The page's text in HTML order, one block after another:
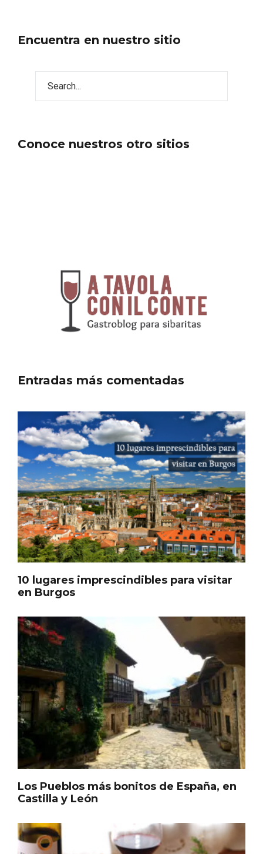
Encuentra en nuestro sitio
Conoce nuestros otro sitios
Entradas más comentadas
10 lugares imprescindibles para visitar
en Burgos
Los Pueblos más bonitos de España, en
Castilla y León
Los Pueblos más bonitos de España, en
Castilla y León
Fermoselle, ella la bella, el balcón de los
Arribes